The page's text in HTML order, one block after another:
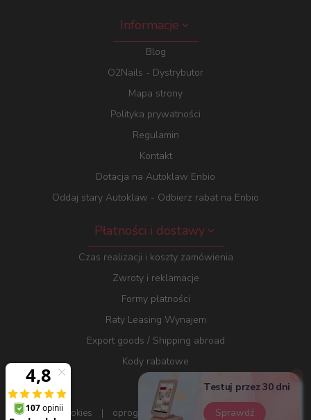
Informacje
Blog
O2Nails - Dystrybutor
Mapa strony
Polityka prywatności
Regulamin
Kontakt
Dotacja na Autoklaw Enbio
Oddaj stary Autoklaw - Odbierz rabat na Enbio
Płatności i dostawy
Czas realizacji i koszty zamówienia
Zwroty i reklamacje
Formy płatności
Raty Leasing Wynajem
Export goods / Shipping abroad
Kody rabatowe
Informacja o cookies | oprogramowanie sklepu dostarcza RedCart.pl
Testuj przez 30 dni
Sprawdź